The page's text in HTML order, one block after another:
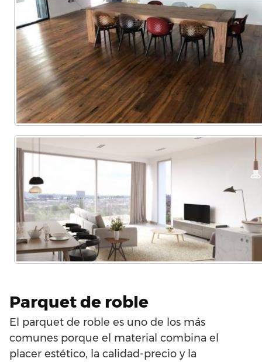
Parquet de roble
El parquet de roble es uno de los más
comunes porque el material combina el
placer estético, la calidad-precio y la